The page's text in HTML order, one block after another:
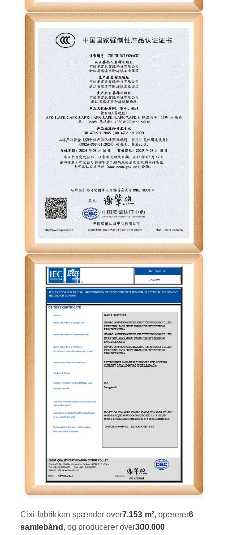
Cixi-fabrikken spænder over7.153 m², opererer6
samlebånd , og producerer over300.000